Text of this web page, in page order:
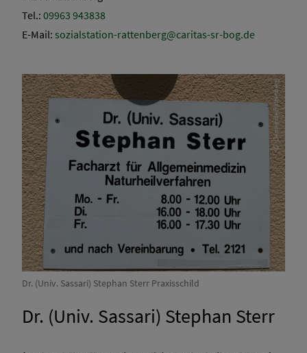
Tel.: 09963 943838
E-Mail: sozialstation-rattenberg@caritas-sr-bog.de
Gemeinde Rattenberg
Dr. (Univ. Sassari) Stephan Sterr Praxisschild
Dr. (Univ. Sassari) Stephan Sterr